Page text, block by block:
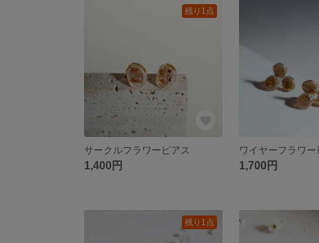
残り1点
サークルフラワーピアス
1,400円 1,700円
残り1点